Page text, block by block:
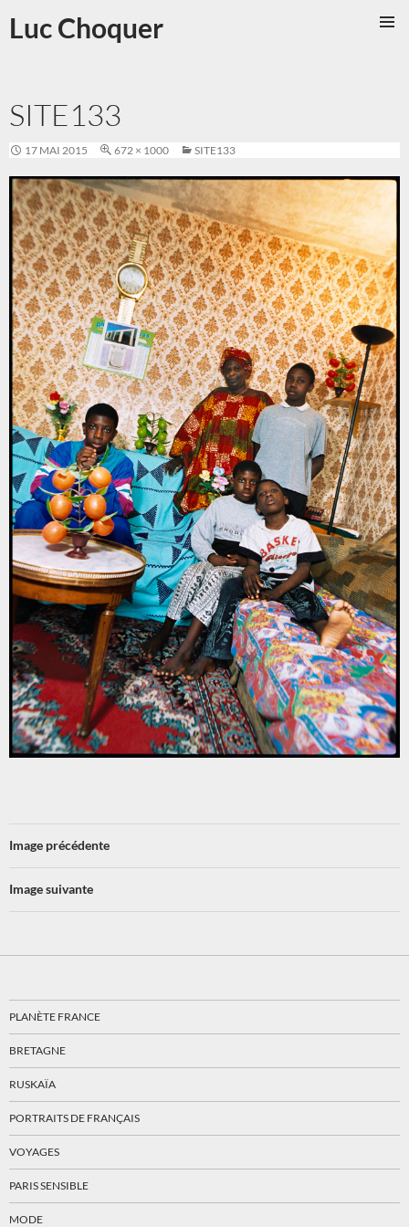
Luc Choquer
SITE133
17 MAI 2015 672 × 1000 SITE133
Image précédente
Image suivante
PLANÈTE FRANCE
BRETAGNE
RUSKAÏA
PORTRAITS DE FRANÇAIS
VOYAGES
PARIS SENSIBLE
MODE